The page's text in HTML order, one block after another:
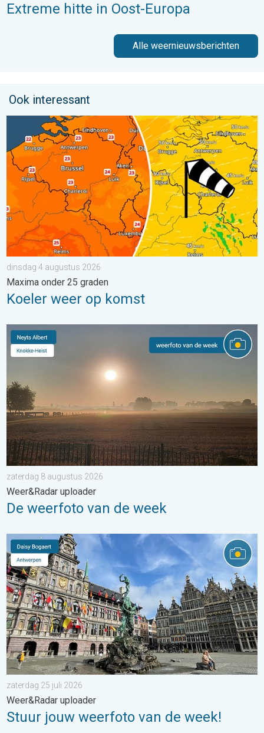
Extreme hitte in Oost-Europa
Alle weernieuwsberichten
Ook interessant
Koeler weer op komst. Maxima onder 25 graden. . . dinsdag
dinsdag 4 augustus 2026
Maxima onder 25 graden
Koeler weer op komst
De weerfoto van de week. Weer&Radar uploader. . . zaterdag
zaterdag 8 augustus 2026
Weer&Radar uploader
De weerfoto van de week
Stuur jouw weerfoto van de week!. Weer&Radar uploader. . .
zaterdag 25 juli 2026
Weer&Radar uploader
Stuur jouw weerfoto van de week!